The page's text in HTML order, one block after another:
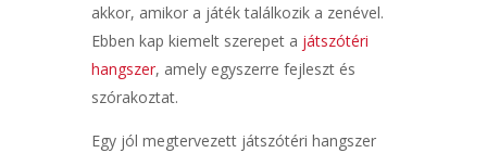
akkor, amikor a játék találkozik a zenével.
Ebben kap kiemelt szerepet a játszótéri
hangszer, amely egyszerre fejleszt és
szórakoztat.
Egy jól megtervezett játszótéri hangszer